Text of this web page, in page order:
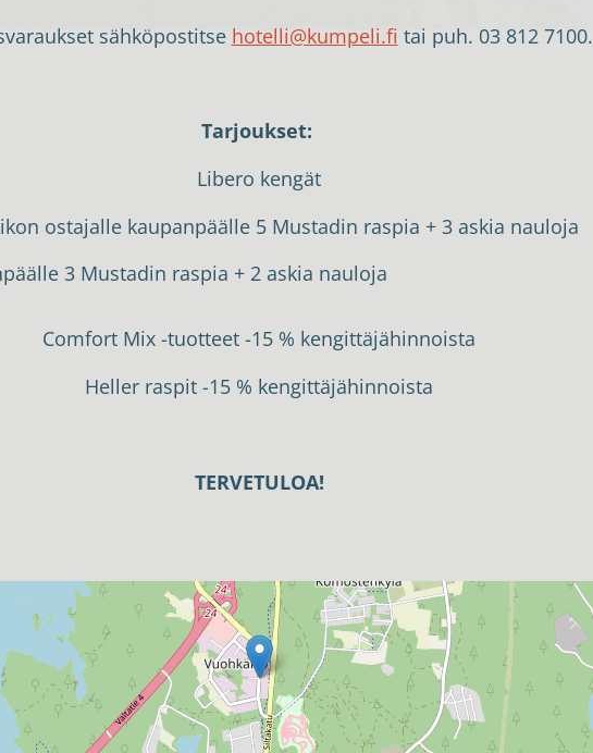
sähköpostitse hotelli@kumpeli.fi tai puh. 03 812 7100.
Tarjoukset:
Libero kengät
ostajalle kaupanpäälle 5 Mustadin raspia + 3 askia nauloja
3 Mustadin raspia + 2 askia nauloja
Comfort Mix -tuotteet -15 % kengittäjähinnoista
Heller raspit -15 % kengittäjähinnoista
TERVETULOA!